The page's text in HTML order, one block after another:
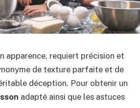
apparence, requiert précision et
de texture parfaite et de
déception. Pour obtenir un
adapté ainsi que les astuces